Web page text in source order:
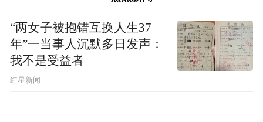
“两女子被抱错互换人生37
年”一当事人沉默多日发声：
我不是受益者
红星新闻